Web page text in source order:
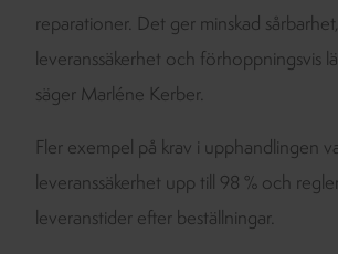
reparationer. Det ger minskad
leveranssäkerhet och förhoppningsvis
säger Marléne Kerber.
Fler exempel på krav i upphandlingen
leveranssäkerhet upp till 98 % och
leveranstider efter beställningar.